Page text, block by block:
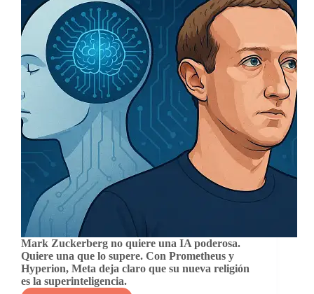
Mark Zuckerberg no quiere una IA poderosa.
Quiere una que lo supere. Con Prometheus y
Hyperion, Meta deja claro que su nueva religión
es la superinteligencia.